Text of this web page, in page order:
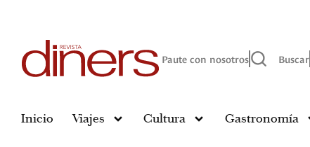
Paute con nosotros Buscar
Inicio Viajes Cultura Gastronomía